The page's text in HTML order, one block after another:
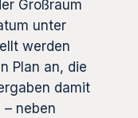
Großraum
unter
werden
Plan an, die
damit
neben